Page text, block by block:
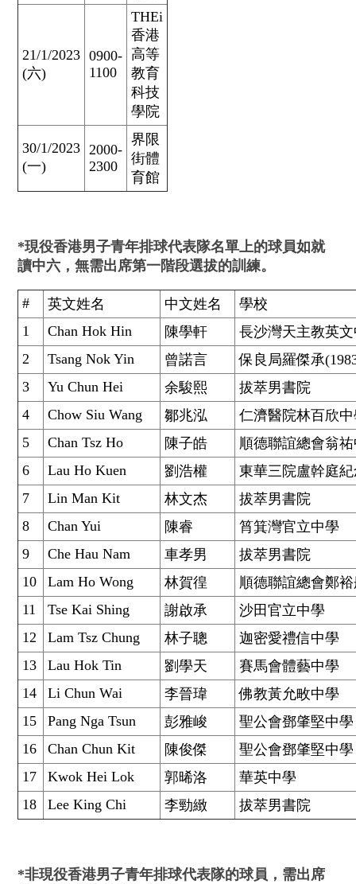
21/1/2023
(六)
0900-
1100
THEi
香港
高等
教育
科技
學院
30/1/2023
(一)
2000-
2300
界限
街體
育館
*現役香港男子青年排球代表隊名單上的球員如就
讀中六，無需出席第一階段選拔的訓練。
# 英文姓名 中文姓名
學校
1
Chan Hok Hin 陳學軒
長沙灣天主教英
2
Tsang Nok Yin 曾諾言
保良局羅傑承
3
Yu Chun Hei 余駿熙
拔萃男書院
4
Chow Siu Wang 鄒兆泓
仁濟醫院林百欣
5
Chan Tsz Ho 陳子皓
順德聯誼總會翁
6
Lau Ho Kuen 劉浩權
東華三院盧幹庭
7
Lin Man Kit 林文杰
拔萃男書院
8
Chan Yui 陳睿
筲箕灣官立中學
9
Che Hau Nam 車孝男
拔萃男書院
10
Lam Ho Wong 林賀徨
順德聯誼總會鄭
11
Tse Kai Shing 謝啟承
沙田官立中學
12
Lam Tsz Chung 林子聰
迦密愛禮信中學
13
Lau Hok Tin 劉學天
賽馬會體藝中學
14
Li Chun Wai 李晉瑋
佛教黃允畋中學
15
Pang Nga Tsun 彭雅峻
聖公會鄧肇堅中學
16
Chan Chun Kit 陳俊傑
聖公會鄧肇堅中學
17
Kwok Hei Lok 郭晞洛
華英中學
18
Lee King Chi 李勁緻 拔萃男書院
*非現役香港男子青年排球代表隊的球員，需出席